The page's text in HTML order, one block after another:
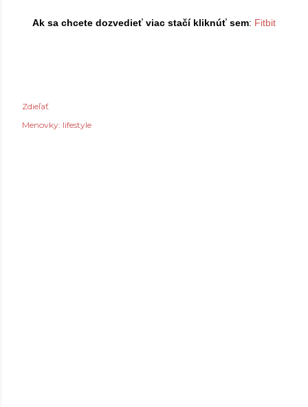
Ak sa chcete dozvedieť viac stačí kliknúť sem: Fitbit
Zdieľať
Menovky: lifestyle